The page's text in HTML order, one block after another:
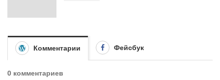
Комментарии Фейсбук
0 комментариев